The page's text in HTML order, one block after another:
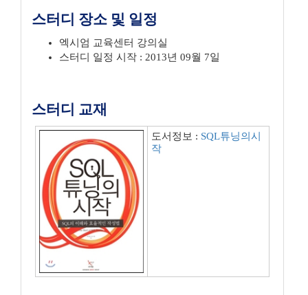
스터디 장소 및 일정
엑시엄 교육센터 강의실
스터디 일정 시작 : 2013년 09월 7일
스터디 교재
도서정보 : SQL튜닝의시
작